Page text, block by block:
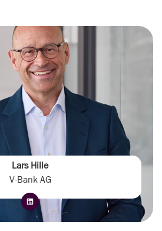
Lars Hille
V-Bank AG